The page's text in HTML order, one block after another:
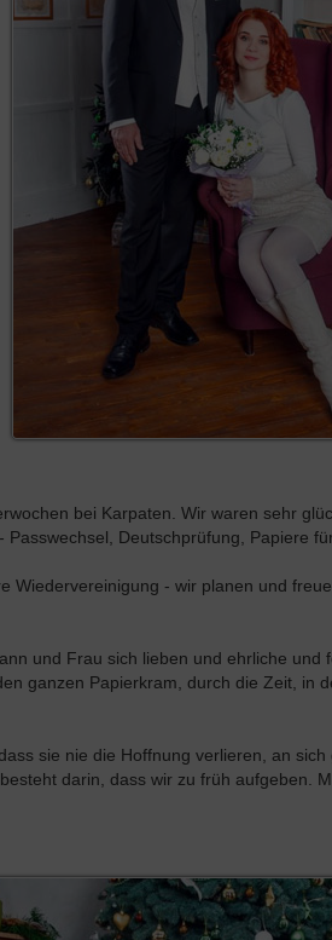
bei Karpaten. Wir waren sehr
Deutschprüfung, Papiere
Wiedervereinigung - wir planen und
und Frau sich lieben und ehrliche
ganzen Papierkram, durch die Zeit, in
sie nie die Hoffnung verlieren, an
darin, dass wir zu früh aufgeben.